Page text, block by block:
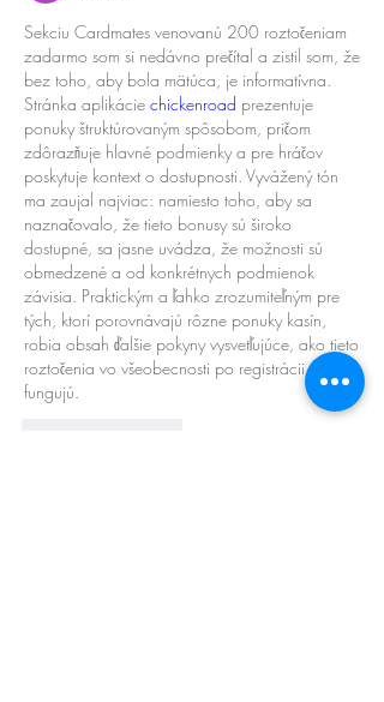
Sekciu Cardmates venovanú 200 roztočeniam
zadarmo som si nedávno prečítal a zistil som, že
bez toho, aby bola mätúca, je informatívna.
Stránka aplikácie chickenroad prezentuje
ponuky štruktúrovaným spôsobom, pričom
zdôrazňuje hlavné podmienky a pre hráčov
poskytuje kontext o dostupnosti. Vyvážený tón
ma zaujal najviac: namiesto toho, aby sa
naznačovalo, že tieto bonusy sú široko
dostupné, sa jasne uvádza, že možnosti sú
obmedzené a od konkrétnych podmienok
závisia. Praktickým a ľahko zrozumiteľným pre
tých, ktorí porovnávajú rôzne ponuky kasín,
robia obsah ďalšie pokyny vysvetľujúce, ako tieto
roztočenia vo všeobecnosti po registrácii
fungujú.